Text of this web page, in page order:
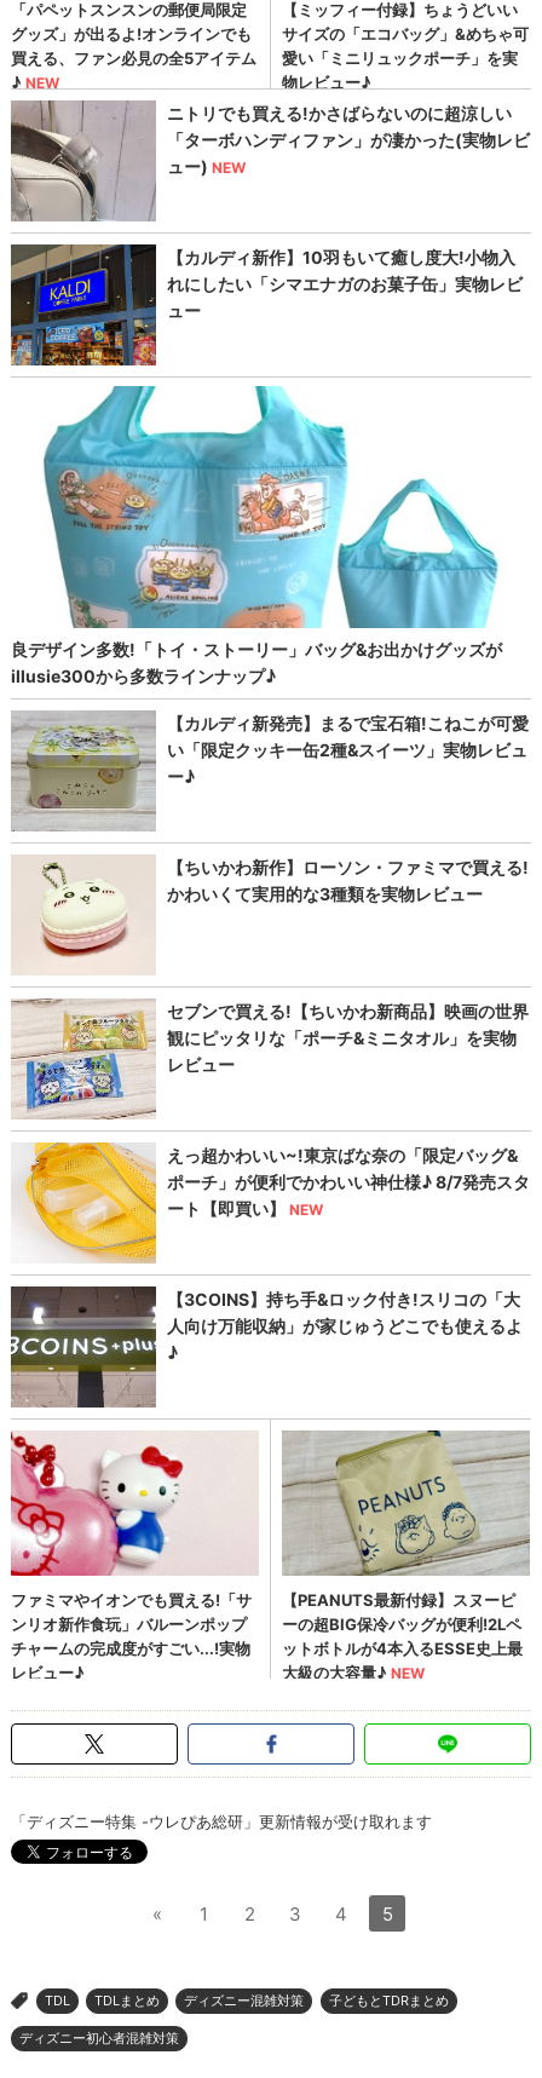
「ディズニー特集 -ウレぴあ総研」更新情報が受け取れます
« 1 2 3 4 5
> TDL TDLまとめ ディズニー混雑対策 子どもとTDRまとめ
ディズニー初心者混雑対策